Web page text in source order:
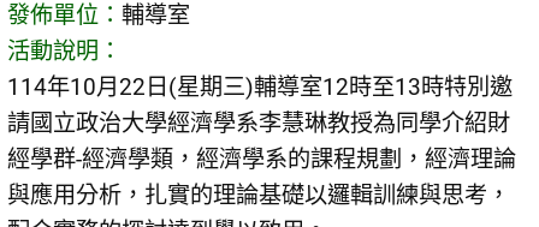
發佈單位： 輔導室
活動說明：
114年10月22日(星期三)輔導室12時至13時特別邀
請國立政治大學經濟學系李慧琳教授為同學介紹財
經學群-經濟學類，經濟學系的課程規劃，經濟理論
與應用分析，扎實的理論基礎以邏輯訓練與思考，